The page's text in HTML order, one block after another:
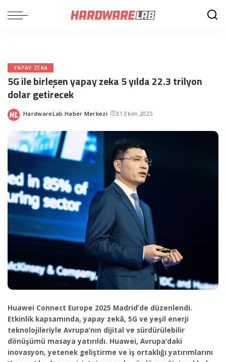
YAPAY ZEKA
5G ile birleşen yapay zeka 5 yılda 22.3 trilyon
dolar getirecek
Posted
HardwareLab Haber Merkezi 31 Ekim 2025
Huawei Connect Europe 2025 Madrid’de düzenlendi.
Etkinlik kapsamında, yapay zekâ, 5G ve yeşil enerji
teknolojileriyle Avrupa’nın dijital ve sürdürülebilir
dönüşümü masaya yatırıldı. Huawei, Avrupa’daki
inovasyon, yetenek geliştirme ve iş ortaklığı yatırımlarını